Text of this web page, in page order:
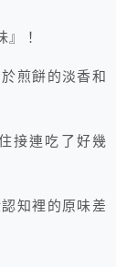
』！
煎餅的淡香和
接連吃了好幾
知裡的原味差